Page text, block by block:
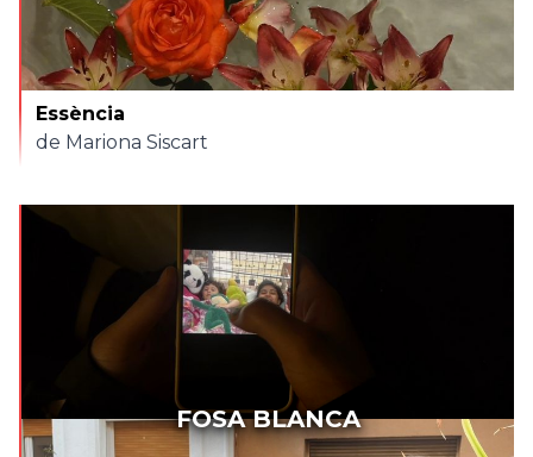
Essència
de Mariona Siscart
FOSA BLANCA